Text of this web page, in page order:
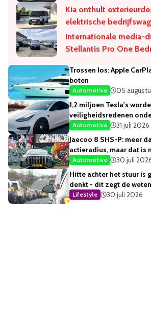
Kia onthult
elektrische
Internationale media-
Stellantis Pro One
Trossen los: Apple
boten
Automotive
05
1,2 miljoen Tesla's
veiligheidsredenen
Automotive
31 juli 2026
Jaecoo 8 SHS-P: meer
actieradius, maar dat is
opvallendste
Automotive
30 juli
Hitte achter het stuur is
denkt - dit zegt de
Lifestyle 30 juli 2026